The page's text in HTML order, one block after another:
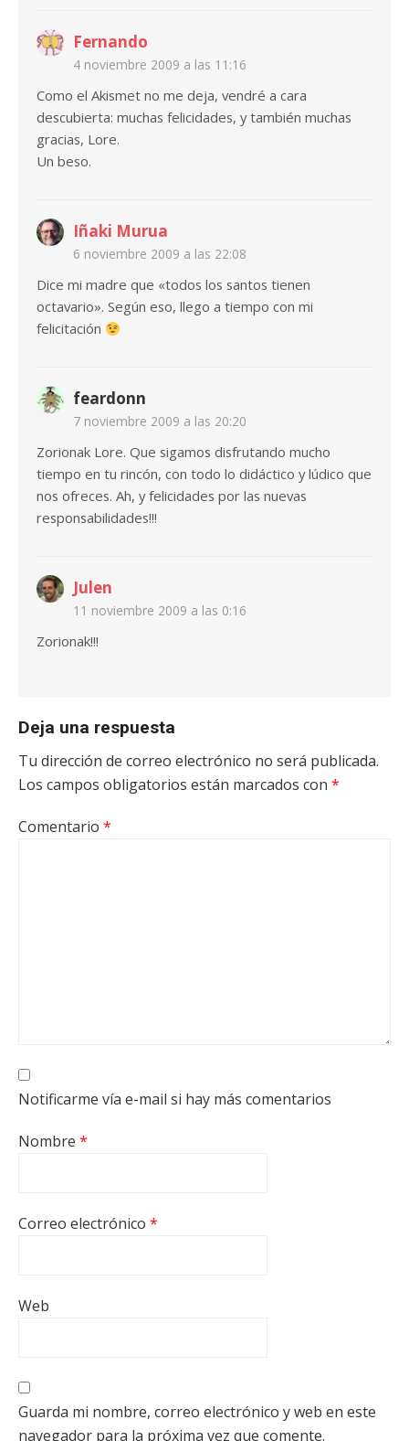
Fernando
4 noviembre 2009 a las 11:16
Como el Akismet no me deja, vendré a cara
descubierta: muchas felicidades, y también muchas
gracias, Lore.
Un beso.
Iñaki Murua
6 noviembre 2009 a las 22:08
Dice mi madre que «todos los santos tienen
octavario». Según eso, llego a tiempo con mi
felicitación
feardonn
7 noviembre 2009 a las 20:20
Zorionak Lore. Que sigamos disfrutando mucho
tiempo en tu rincón, con todo lo didáctico y lúdico que
nos ofreces. Ah, y felicidades por las nuevas
responsabilidades!!!
Julen
11 noviembre 2009 a las 0:16
Zorionak!!!
Deja una respuesta
Tu dirección de correo electrónico no será publicada.
Los campos obligatorios están marcados con *
Comentario *
Notificarme vía e-mail si hay más comentarios
Nombre *
Correo electrónico *
Web
Guarda mi nombre, correo electrónico y web en este
navegador para la próxima vez que comente.